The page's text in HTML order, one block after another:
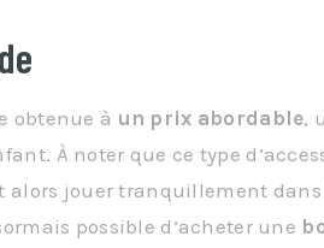
obtenue à un prix abordable,
À noter que ce type
alors jouer tranquillement dans
possible d’acheter une